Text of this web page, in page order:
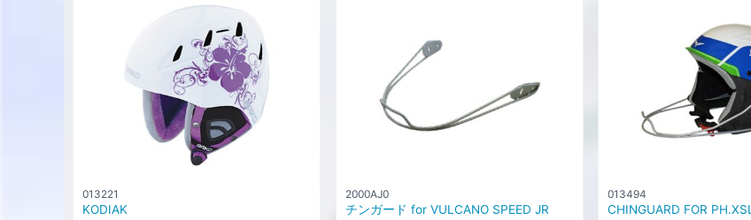
013221
KODIAK
2000AJ0
チンガード for VULCANO SPEED JR
013494
CHINGUARD FOR PH.XSL